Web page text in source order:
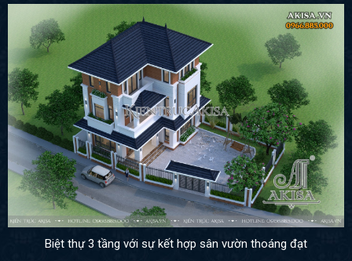
Biệt thự 3 tầng với sự kết hợp sân vườn thoáng đạt